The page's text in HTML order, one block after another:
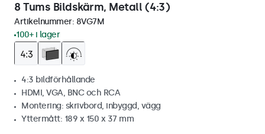
8 Tums Bildskärm, Metall (4:3)
Artikelnummer: 8VG7M
100+ i lager
4:3 bildförhållande
HDMI, VGA, BNC och RCA
Montering: skrivbord, inbyggd, vägg
Yttermått: 189 x 150 x 37 mm